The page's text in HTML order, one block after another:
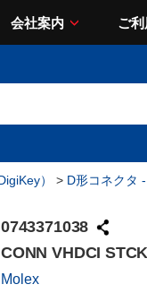
会社案内 ご
） > D形コネクタ
0743371038
CONN VHDCI
Molex